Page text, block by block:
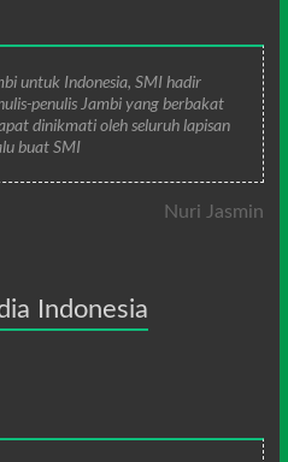
untuk Indonesia, SMI hadir
penulis Jambi yang berbakat
dinikmati oleh seluruh lapisan
buat SMI
Nuri Jasmin
Indonesia